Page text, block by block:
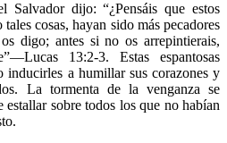
Salvador dijo: “¿Pensáis que estos
cosas, hayan sido más pecadores
digo; antes si no os arrepintierais,
13:2-3. Estas espantosas
inducirles a humillar sus corazones y
La tormenta de la venganza se
estallar sobre todos los que no habían